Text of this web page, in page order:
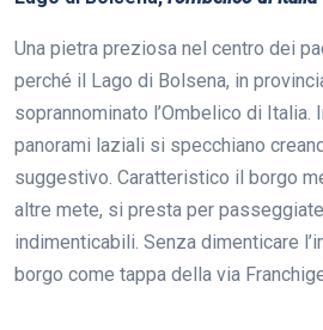
Una pietra preziosa nel centro dei
perché il Lago di Bolsena, in
soprannominato l’Ombelico di Italia.
panorami laziali si specchiano
suggestivo. Caratteristico il borgo
altre mete, si presta per
indimenticabili. Senza dimenticare
borgo come tappa della via